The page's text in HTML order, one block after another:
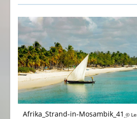
©
Afrika_Strand-in-Mosambik_41_